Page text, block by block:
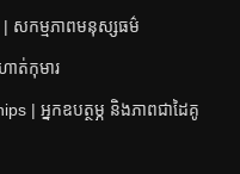
| សកម្មភាពមនុស្សធម៌
ាត់កុមារ
| អ្នកឧបត្ថម្ភ និងភាពជាដៃគូ